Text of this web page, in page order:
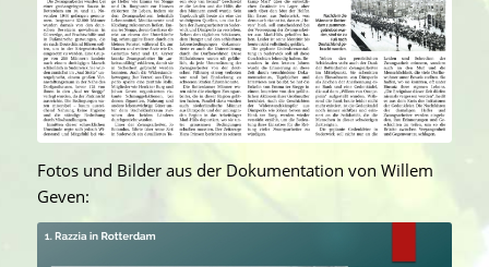
Fotos und Bilder aus der Dokumentation von Willem
Geven: